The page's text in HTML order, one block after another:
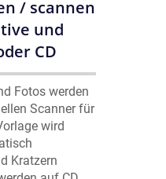
/ scannen
und
CD
Fotos werden
Scanner für
wird
Kratzern